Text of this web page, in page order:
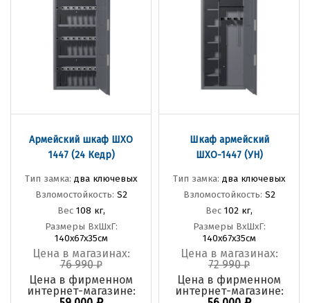
Армейский шкаф ШХО
1447 (24 Кедр)
Тип замка: два ключевых
Взломостойкость: S2
Вес 108 кг,
Размеры ВхШхГ:
140х67х35см
Цена в магазинах:
76 990₽
Цена в фирменном
интернет-магазине:
Шкаф армейский
ШХО-1447 (УН)
Тип замка: два ключевых
Взломостойкость: S2
Вес 102 кг,
Размеры ВхШхГ:
140х67х35см
Цена в магазинах:
72 990₽
Цена в фирменном
интернет-магазине: